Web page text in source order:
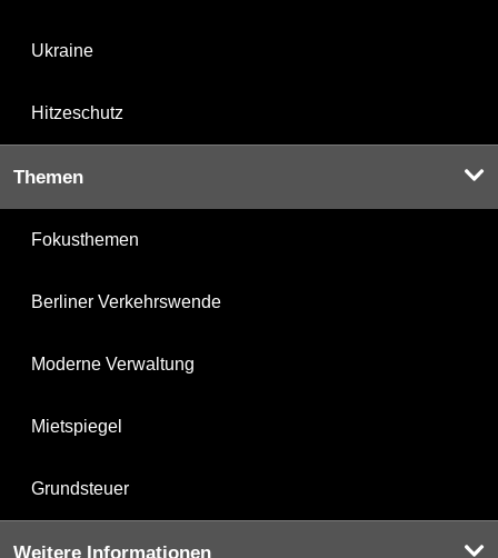
Ukraine
Hitzeschutz
Themen
Fokusthemen
Berliner Verkehrswende
Moderne Verwaltung
Mietspiegel
Grundsteuer
Weitere Informationen